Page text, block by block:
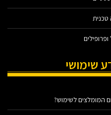
שימושי
המומלצים לשימוש?